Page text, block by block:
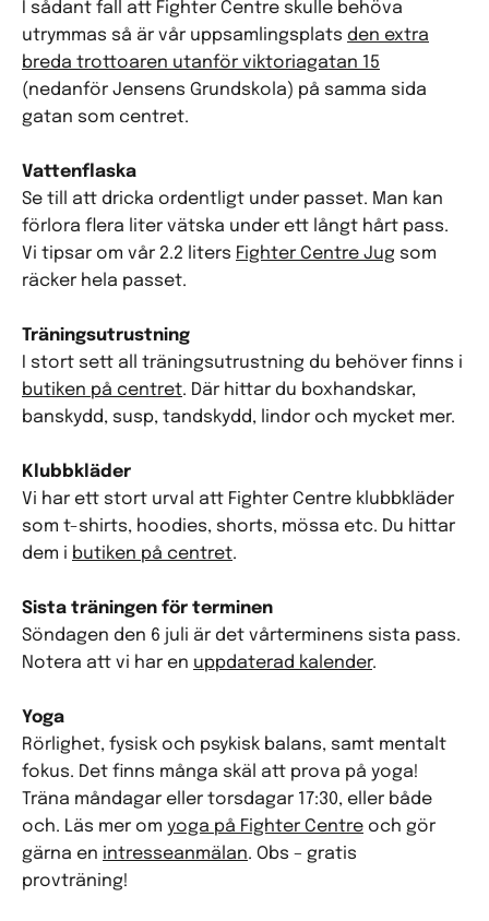
I sådant fall att Fighter Centre skulle behöva
utrymmas så är vår uppsamlingsplats den extra
breda trottoaren utanför viktoriagatan 15
(nedanför Jensens Grundskola) på samma sida
gatan som centret.
Vattenflaska
Se till att dricka ordentligt under passet. Man kan
förlora flera liter vätska under ett långt hårt pass.
Vi tipsar om vår 2.2 liters Fighter Centre Jug som
räcker hela passet.
Träningsutrustning
I stort sett all träningsutrustning du behöver finns i
butiken på centret. Där hittar du boxhandskar,
banskydd, susp, tandskydd, lindor och mycket mer.
Klubbkläder
Vi har ett stort urval att Fighter Centre klubbkläder
som t-shirts, hoodies, shorts, mössa etc. Du hittar
dem i butiken på centret.
Sista träningen för terminen
Söndagen den 6 juli är det vårterminens sista pass.
Notera att vi har en uppdaterad kalender.
Yoga
Rörlighet, fysisk och psykisk balans, samt mentalt
fokus. Det finns många skäl att prova på yoga!
Träna måndagar eller torsdagar 17:30, eller både
och. Läs mer om yoga på Fighter Centre och gör
gärna en intresseanmälan. Obs – gratis
provträning!